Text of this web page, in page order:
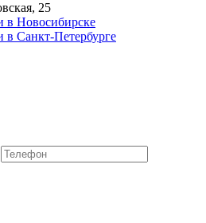
25
в Новосибирске
в Санкт-Петербурге